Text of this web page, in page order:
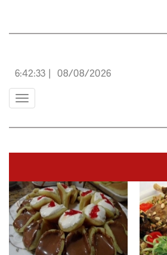
08/08/2026
|
6:42:33
Toggle